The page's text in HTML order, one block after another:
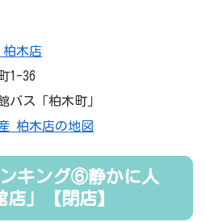
木店
1-36
バス「柏木町」
柏木店の地図
キング⑥静かに人
」【閉店】